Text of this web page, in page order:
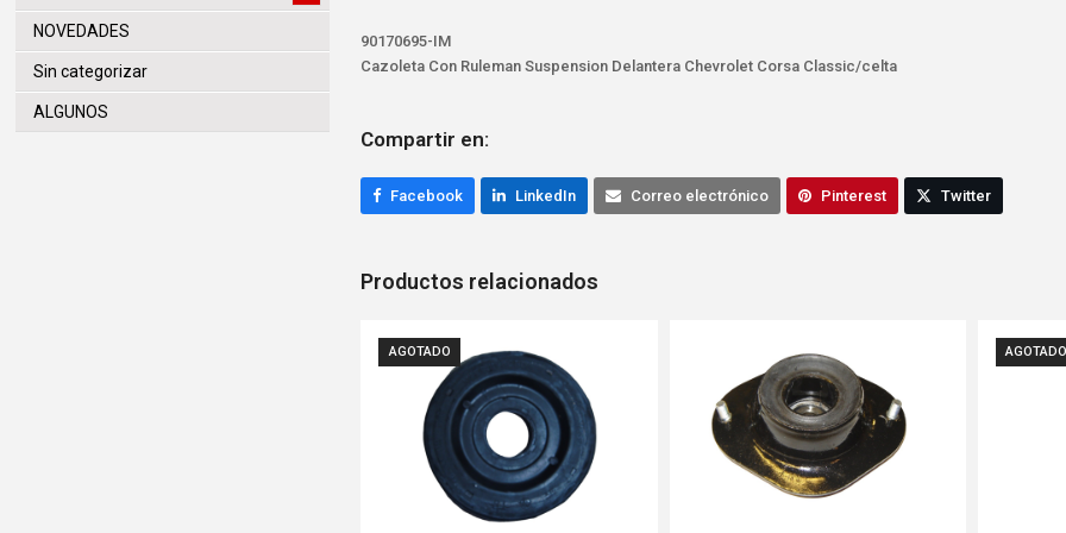
90170695-IM
Cazoleta Con Ruleman Suspension Delantera Chevrolet Corsa Classic/celta
Compartir en:
Facebook LinkedIn Correo electrónico Pinterest Twitter
Productos relacionados
AGOTADO
NOVEDADES
Sin categorizar
ALGUNOS